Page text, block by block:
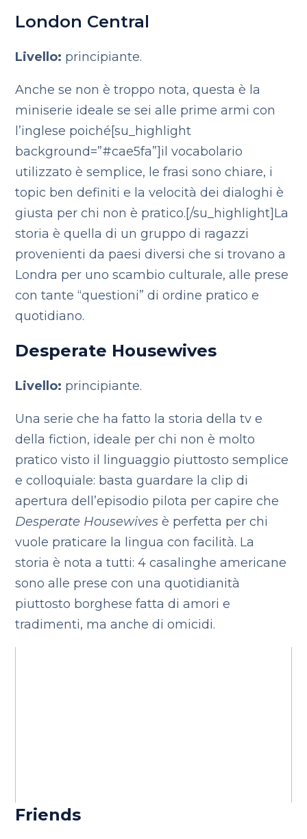
London Central
Livello: principiante.
Anche se non è troppo nota, questa è la
miniserie ideale se sei alle prime armi con
l’inglese poiché[su_highlight
background=”#cae5fa”]il vocabolario
utilizzato è semplice, le frasi sono chiare, i
topic ben definiti e la velocità dei dialoghi è
giusta per chi non è pratico.[/su_highlight]La
storia è quella di un gruppo di ragazzi
provenienti da paesi diversi che si trovano a
Londra per uno scambio culturale, alle prese
con tante “questioni” di ordine pratico e
quotidiano.
Desperate Housewives
Livello: principiante.
Una serie che ha fatto la storia della tv e
della fiction, ideale per chi non è molto
pratico visto il linguaggio piuttosto semplice
e colloquiale: basta guardare la clip di
apertura dell’episodio pilota per capire che
Desperate Housewives è perfetta per chi
vuole praticare la lingua con facilità. La
storia è nota a tutti: 4 casalinghe americane
sono alle prese con una quotidianità
piuttosto borghese fatta di amori e
tradimenti, ma anche di omicidi.
Friends